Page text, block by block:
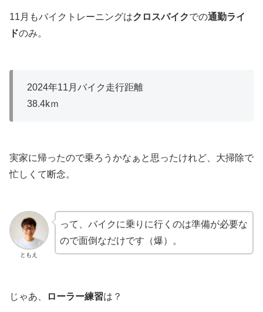
11月もバイクトレーニングはクロスバイクでの通勤ライ
ドのみ。
2024年11月バイク走行距離
38.4kｍ
実家に帰ったので乗ろうかなぁと思ったけれど、大掃除で
忙しくて断念。
ともえ
って、バイクに乗りに行くのは準備が必要な
ので面倒なだけです（爆）。
じゃあ、 ローラー練習は？